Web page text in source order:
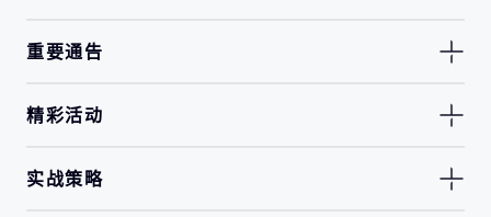
重要通告
精彩活动
实战策略